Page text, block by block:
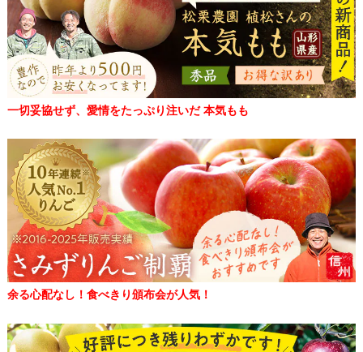
一切妥協せず、愛情をたっぷり注いだ 本気もも
余る心配なし！食べきり頒布会が人気！